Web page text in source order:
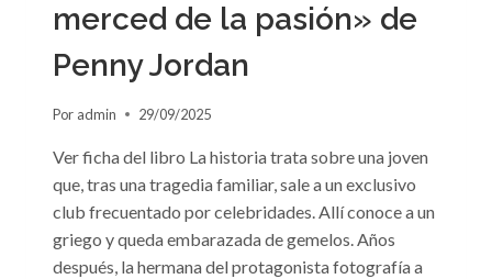
merced de la pasión» de
Penny Jordan
Por admin 29/09/2025
Ver ficha del libro La historia trata sobre una joven
que, tras una tragedia familiar, sale a un exclusivo
club frecuentado por celebridades. Allí conoce a un
griego y queda embarazada de gemelos. Años
después, la hermana del protagonista fotografía a